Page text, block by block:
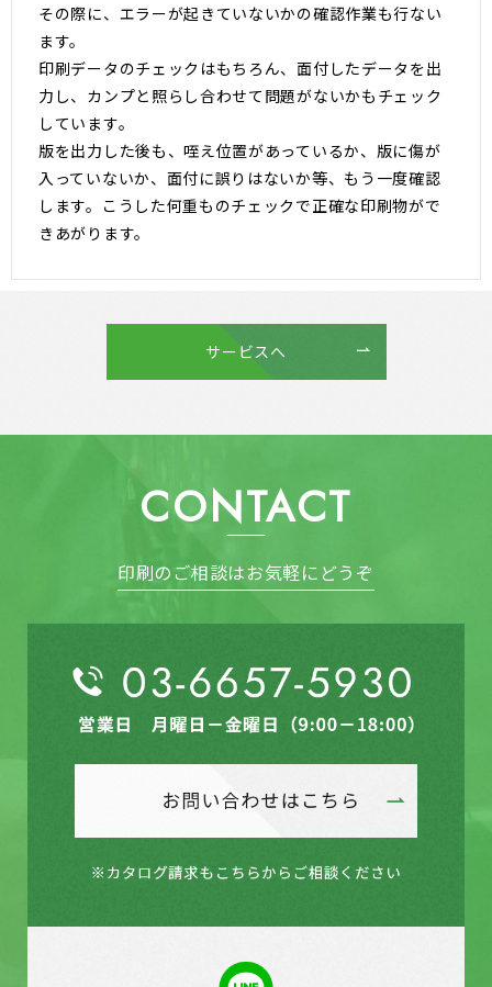
その際に、エラーが起きていないかの確認作業も行ない
ます。
印刷データのチェックはもちろん、面付したデータを出
力し、カンプと照らし合わせて問題がないかもチェック
しています。
版を出力した後も、咥え位置があっているか、版に傷が
入っていないか、面付に誤りはないか等、もう一度確認
します。こうした何重ものチェックで正確な印刷物がで
きあがります。
サービスへ
CONTACT
印刷のご相談はお気軽にどうぞ